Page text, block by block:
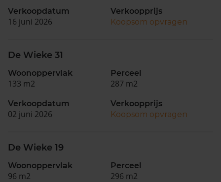
Verkoopdatum
16 juni 2026
Verkoopprijs
Koopsom opvragen
De Wieke 31
Woonoppervlak
133 m2
Perceel
287 m2
Verkoopdatum
02 juni 2026
Verkoopprijs
Koopsom opvragen
De Wieke 19
Woonoppervlak
96 m2
Perceel
296 m2